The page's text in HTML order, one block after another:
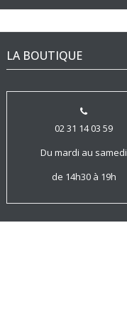
LA BOUTIQUE
02 31 14 03 59
Du mardi au samedi
de 14h30 à 19h